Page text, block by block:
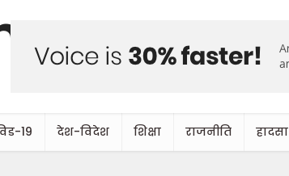
19 देश-विदेश शिक्षा राजनीति हादसा